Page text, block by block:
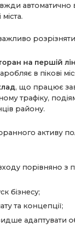
автоматично
на першій
в пікові
, що працює
трафіку,
району.
активу
порівняно з
бізнесу;
та концепції;
адаптувати